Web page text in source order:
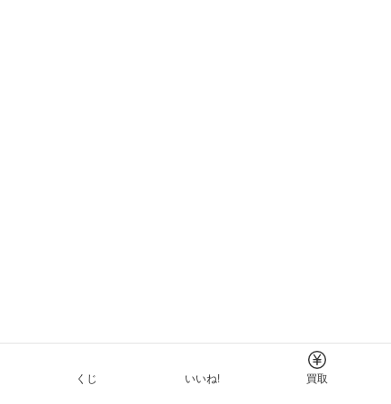
くじ いいね! 買取